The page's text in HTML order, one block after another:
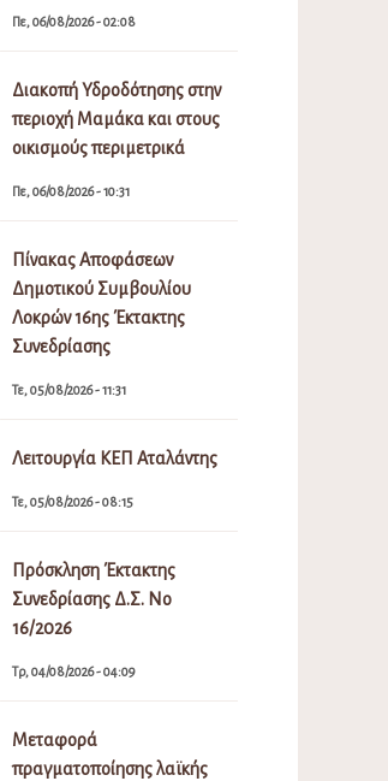
Πε, 06/08/2026 - 02:08
Διακοπή Υδροδότησης στην
περιοχή Μαμάκα και στους
οικισμούς περιμετρικά
Πε, 06/08/2026 - 10:31
Πίνακας Αποφάσεων
Δημοτικού Συμβουλίου
Λοκρών 16ης Έκτακτης
Συνεδρίασης
Τε, 05/08/2026 - 11:31
Λειτουργία ΚΕΠ Αταλάντης
Τε, 05/08/2026 - 08:15
Πρόσκληση Έκτακτης
Συνεδρίασης Δ.Σ. Νο
16/2026
Τρ, 04/08/2026 - 04:09
Μεταφορά
πραγματοποίησης λαϊκής